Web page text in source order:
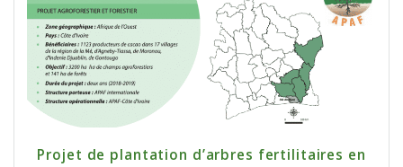
Projet de plantation d’arbres fertilitaires en